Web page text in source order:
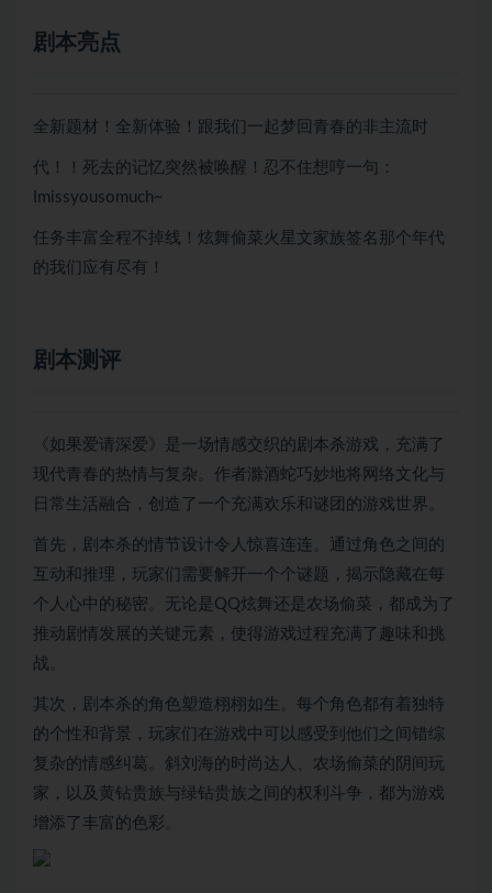
剧本亮点
全新题材！全新体验！跟我们一起梦回青春的非主流时
代！！死去的记忆突然被唤醒！忍不住想哼一句：
Imissyousomuch~
任务丰富全程不掉线！炫舞偷菜火星文家族签名那个年代
的我们应有尽有！
剧本测评
《如果爱请深爱》是一场情感交织的剧本杀游戏，充满了
现代青春的热情与复杂。作者滁酒蛇巧妙地将网络文化与
日常生活融合，创造了一个充满欢乐和谜团的游戏世界。
首先，剧本杀的情节设计令人惊喜连连。通过角色之间的
互动和推理，玩家们需要解开一个个谜题，揭示隐藏在每
个人心中的秘密。无论是QQ炫舞还是农场偷菜，都成为了
推动剧情发展的关键元素，使得游戏过程充满了趣味和挑
战。
其次，剧本杀的角色塑造栩栩如生。每个角色都有着独特
的个性和背景，玩家们在游戏中可以感受到他们之间错综
复杂的情感纠葛。斜刘海的时尚达人、农场偷菜的阴间玩
家，以及黄钻贵族与绿钻贵族之间的权利斗争，都为游戏
增添了丰富的色彩。